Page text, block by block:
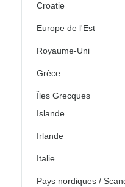
Croatie
Europe de l'Est
Royaume-Uni
Grèce
Îles Grecques
Islande
Irlande
Italie
Pays nordiques /